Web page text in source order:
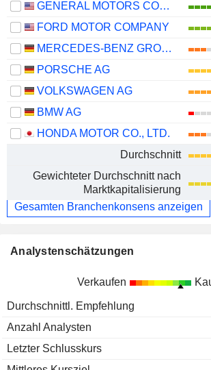
GENERAL MOTORS COMPANY
FORD MOTOR COMPANY
MERCEDES-BENZ GROUP AG
PORSCHE AG
VOLKSWAGEN AG
BMW AG
HONDA MOTOR CO., LTD.
Durchschnitt
Gewichteter Durchschnitt nach
Marktkapitalisierung
Gesamten Branchenkonsens anzeigen
Analystenschätzungen
Verkaufen
Durchschnittl. Empfehlung
Anzahl Analysten
Letzter Schlusskurs